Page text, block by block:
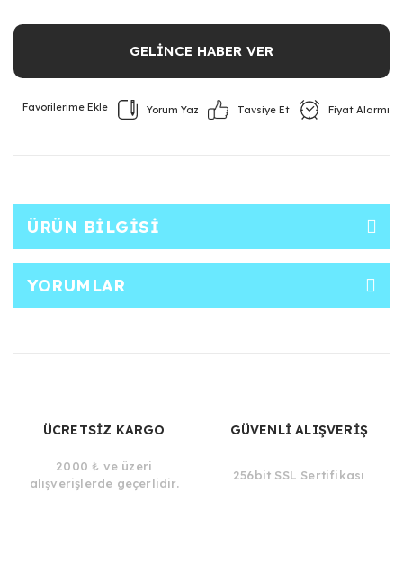
GELİNCE HABER VER
Yorum Yaz Tavsiye Et Fiyat Alarmı
ÜRÜN BILGISI
YORUMLAR
ÜCRETSİZ KARGO
2000 ₺ ve üzeri
alışverişlerde geçerlidir.
GÜVENLİ ALIŞVERİŞ
256bit SSL Sertifikası